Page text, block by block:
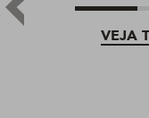
VEJA